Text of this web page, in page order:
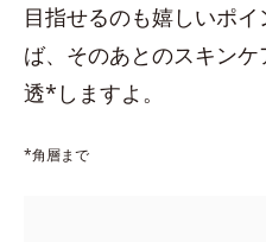
目指せるのも嬉しいポ
ば、そのあとのスキン
透*しますよ。
*角層まで